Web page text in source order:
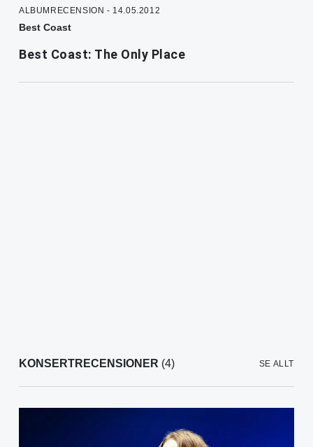
ALBUMRECENSION - 14.05.2012
Best Coast
Best Coast: The Only Place
KONSERTRECENSIONER (4) SE ALLT